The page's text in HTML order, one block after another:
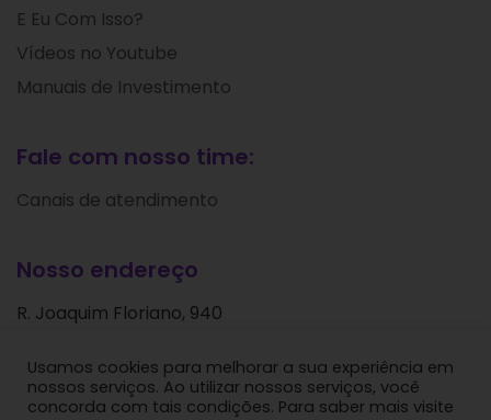
E Eu Com Isso?
Vídeos no Youtube
Manuais de Investimento
Fale com nosso time:
Canais de atendimento
Nosso endereço
R. Joaquim Floriano, 940
São Paulo - SP
CEP: 04534-004
Usamos cookies para melhorar a sua experiência em
nossos serviços. Ao utilizar nossos serviços, você
concorda com tais condições. Para saber mais visite